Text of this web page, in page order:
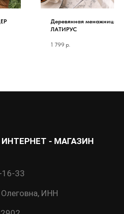
Деревянная менажница
ЛАТИРУС
1 799 р.
ИНТЕРНЕТ - МАГАЗИН
16-33
ИНН